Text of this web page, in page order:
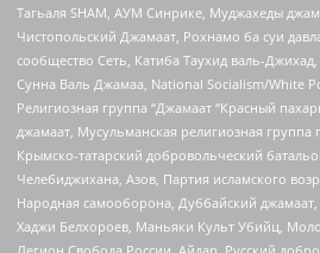
Тагьаля SHAM, АУМ Синрике, Муджахеды
Чистопольский Джамаат, Рохнамо ба суи
сообщество Сеть, Катиба Таухид валь-
Сунна Валь Джамаа, National Socialism/White
Религиозная группа “Джамаат “Красный
джамаат, Мусульманская религиозная
Крымско-татарский добровольческий
Челебиджихана, Азов, Партия исламского
Народная самооборона, Дуббайский джамаат,
Хаджи Белхороев, Маньяки Культ Убийц,